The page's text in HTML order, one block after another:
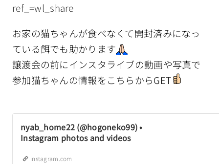
ref_=wl_share
お家の猫ちゃんが食べなくて開封済みになっ
ている餌でも助かります
譲渡会の前にインスタライブの動画や写真で
参加猫ちゃんの情報をこちらからGET
nyab_home22 (@hogoneko99) •
Instagram photos and videos
instagram.com